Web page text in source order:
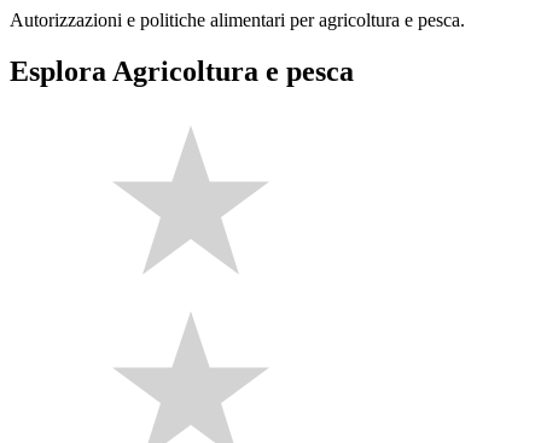
Autorizzazioni e politiche alimentari per agricoltura e pesca.
Esplora Agricoltura e pesca